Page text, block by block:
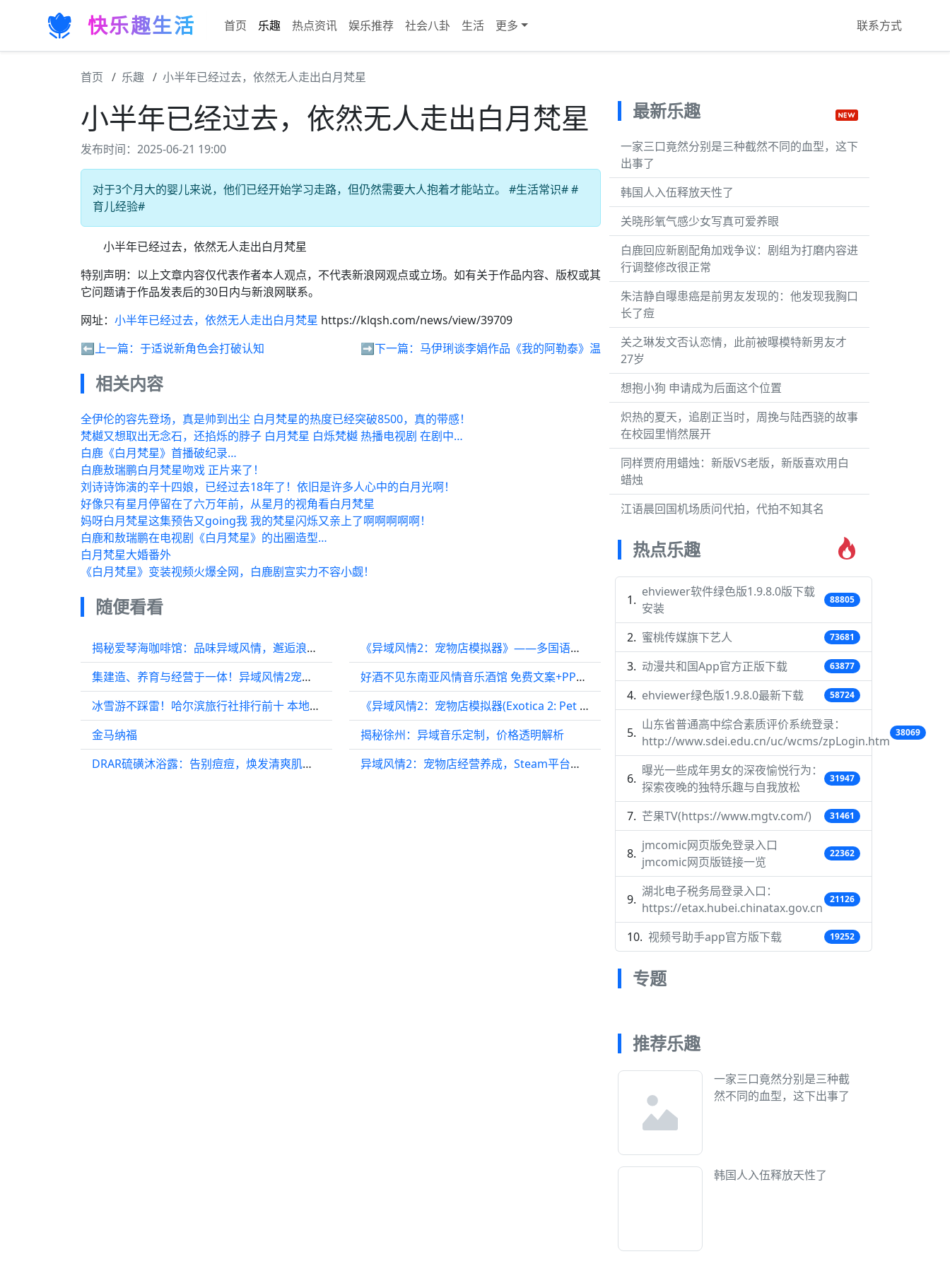
快乐趣生活 首页 乐趣 热点资讯 娱乐推荐 社会八卦 生活 更多 联系方式
首页 乐趣 小半年已经过去，依然无人走出白月梵星
小半年已经过去，依然无人走出白月梵星
发布时间：2025-06-21 19:00
对于3个月大的婴儿来说，他们已经开始学习走路，但仍然需要大人抱着才能站立。 #生活常识# #
育儿经验#
小半年已经过去，依然无人走出白月梵星
特别声明：以上文章内容仅代表作者本人观点，不代表新浪网观点或立场。如有关于作品内容、版权或其
它问题请于作品发表后的30日内与新浪网联系。
网址： 小半年已经过去，依然无人走出白月梵星 https://klqsh.com/news/view/39709
⬅️上一篇： 于适说新角色会打破认知 ➡️下一篇： 马伊琍谈李娟作品《我的阿勒泰》温
相关内容
全伊伦的容先登场，真是帅到出尘 白月梵星的热度已经突破8500，真的带感！
梵樾又想取出无念石，还掐烁的脖子 白月梵星 白烁梵樾 热播电视剧 在剧中…
白鹿《白月梵星》首播破纪录…
白鹿敖瑞鹏白月梵星吻戏 正片来了！
刘诗诗饰演的辛十四娘，已经过去18年了！依旧是许多人心中的白月光啊！
好像只有星月停留在了六万年前，从星月的视角看白月梵星
妈呀白月梵星这集预告又going我 我的梵星闪烁又亲上了啊啊啊啊啊！
白鹿和敖瑞鹏在电视剧《白月梵星》的出圈造型…
白月梵星大婚番外
《白月梵星》变装视频火爆全网，白鹿剧宣实力不容小觑！
随便看看
揭秘爱琴海咖啡馆：品味异域风情，邂逅浪漫时光
集建造、养育与经营于一体！异域风情2宠物店模拟器正式登陆Steam
冰雪游不踩雷！哈尔滨旅行社排行前十 本地人手把手推荐
金马纳福
DRAR硫磺沐浴露：告别痘痘，焕发清爽肌肤，买到就是赚到！
《异域风情2：宠物店模拟器》——多国语言（含简体中文）免安装解压即玩版
好酒不见东南亚风情音乐酒馆 免费文案+PPT模板下载
《异域风情2：宠物店模拟器(Exotica 2: Pet Shop Simulator)》
揭秘徐州：异域音乐定制，价格透明解析
异域风情2：宠物店经营养成，Steam平台新宠来袭
最新乐趣
一家三口竟然分别是三种截然不同的血型，这下
出事了
韩国人入伍释放天性了
关晓彤氧气感少女写真可爱养眼
白鹿回应新剧配角加戏争议：剧组为打磨内容进
行调整修改很正常
朱洁静自曝患癌是前男友发现的：他发现我胸口
长了痘
关之琳发文否认恋情，此前被曝模特新男友才
27岁
想抱小狗 申请成为后面这个位置
炽热的夏天，追剧正当时，周挽与陆西骁的故事
在校园里悄然展开
同样贾府用蜡烛：新版VS老版，新版喜欢用白
蜡烛
江语晨回国机场质问代拍，代拍不知其名
热点乐趣
ehviewer软件绿色版1.9.8.0版下载
安装
88805
蜜桃传媒旗下艺人 73681
动漫共和国App官方正版下载 63877
ehviewer绿色版1.9.8.0最新下载 58724
山东省普通高中综合素质评价系统登录：
http://www.sdei.edu.cn/uc/wcms/zpLogin.htm
38069
曝光一些成年男女的深夜愉悦行为：
探索夜晚的独特乐趣与自我放松
31947
芒果TV(https://www.mgtv.com/) 31461
jmcomic网页版免登录入口
jmcomic网页版链接一览
22362
湖北电子税务局登录入口：
https://etax.hubei.chinatax.gov.cn
21126
视频号助手app官方版下载 19252
专题
推荐乐趣
一家三口竟然分别是三种截
然不同的血型，这下出事了
韩国人入伍释放天性了